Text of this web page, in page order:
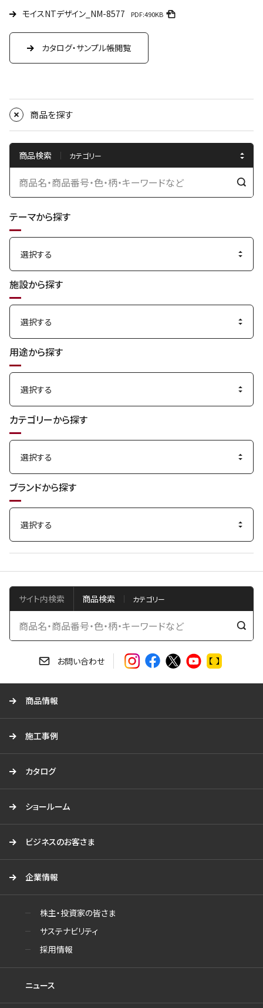
モイスNTデザイン_NM-8577 PDF:490KB
カタログ・サンプル帳閲覧
商品を探す
商品検索
検
テーマから探す
施設から探す
用途から探す
カテゴリーから探す
ブランドから探す
サイト内検索 商品検索
検
お問い合わせ
商品情報
施工事例
カタログ
ショールーム
ビジネスのお客さま
企業情報
株主・投資家の皆さま
サステナビリティ
採用情報
ニュース